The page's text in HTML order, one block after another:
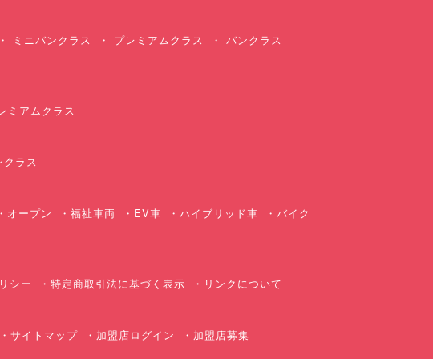
ミニバンクラス プレミアムクラス
バンクラス
ミアムクラス
クラス
オープン 福祉車両 EV車 ハイブリッド車
バイク
シー 特定商取引法に基づく表示 リンクについて
サイトマップ 加盟店ログイン 加盟店募集